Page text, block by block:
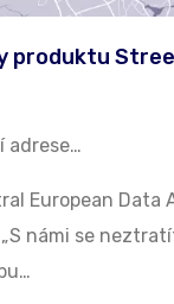
produktu
adrese…
European Data
námi se